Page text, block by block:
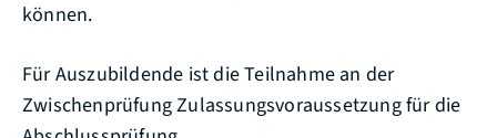
können.
Für Auszubildende ist die Teilnahme an der
Zwischenprüfung Zulassungsvoraussetzung für die